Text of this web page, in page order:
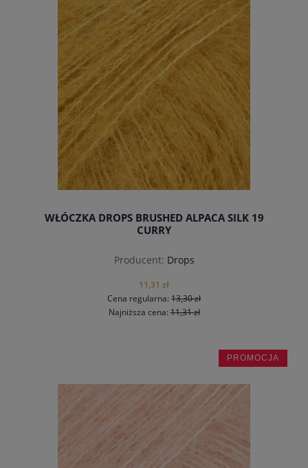
do koszyka
WŁÓCZKA DROPS BRUSHED ALPACA SILK 19
CURRY
Producent: Drops
11,31 zł
Cena regularna: 13,30 zł
Najniższa cena:11,31 zł
do koszyka
PROMOCJA